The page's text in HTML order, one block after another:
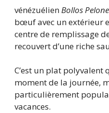
vénézuélien Bollos
bœuf avec un extérieur
centre de remplissage
recouvert d’une riche
C’est un plat
moment de la journée,
particulièrement
vacances.